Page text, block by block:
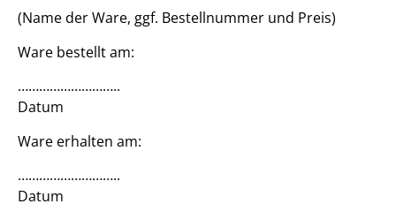
(Name der Ware, ggf. Bestellnummer und Preis)
Ware bestellt am:
………………………..
Datum
Ware erhalten am:
………………………..
Datum